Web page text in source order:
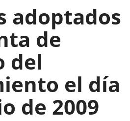
externa.
adoptados
de
del
el día
de 2009